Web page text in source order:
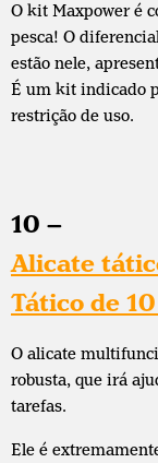
O kit Maxpower é
pesca! O
estão nele,
É um kit indicado
restrição de uso.
10 –
Alicate
Tático de
O alicate
robusta, que irá
tarefas.
Ele é